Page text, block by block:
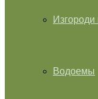
Водоемы